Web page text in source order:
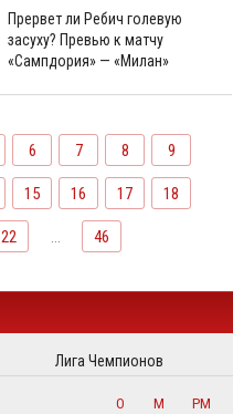
Прервет ли Ребич голевую
засуху? Превью к матчу
«Сампдория» — «Милан»
6 7 8 9
15 16 17 18
22 ... 46
Лига Чемпионов
О М
РМ